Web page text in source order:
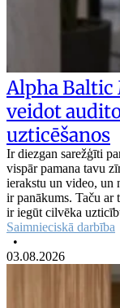
Alpha Baltic
veidot
uzticēšanos
Ir diezgan sarežģīti
vispār pamana tavu
ierakstu un video, un
ir panākums. Taču ar
ir iegūt cilvēka
Saimnieciskā darbība
•
03.08.2026